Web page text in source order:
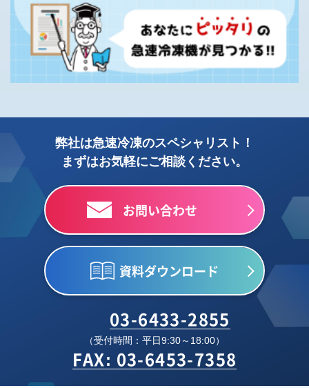
弊社は急速冷凍のスペシャリスト！
まずはお気軽にご相談ください。
お問い合わせ
資料ダウンロード
03-6433-2855
（受付時間：平日9:30～18:00）
FAX: 03-6453-7358